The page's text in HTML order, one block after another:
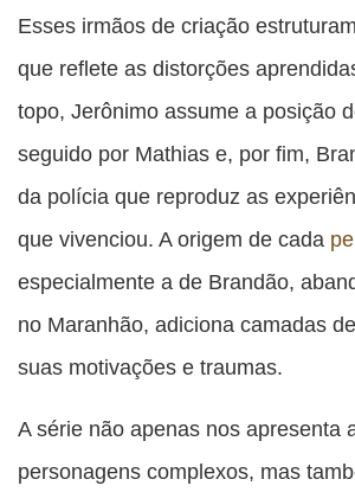
Esses irmãos de criação
que reflete as distorções
topo, Jerônimo assume a posição
seguido por Mathias e, por fim,
da polícia que reproduz as
que vivenciou. A origem de cada
especialmente a de Brandão,
no Maranhão, adiciona camadas
suas motivações e traumas.
A série não apenas nos apresenta
personagens complexos, mas